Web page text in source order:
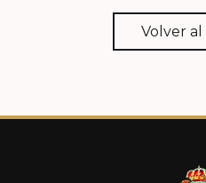
Volver al